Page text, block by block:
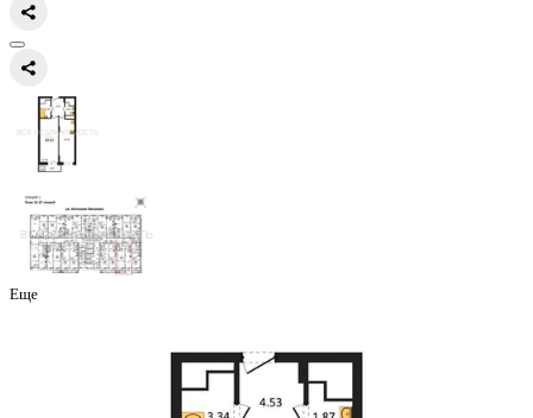
1-комнатная квартира, 42.11
21/27 этаж
Воронеж, Антонова-Овсеенко ул., д. 35с